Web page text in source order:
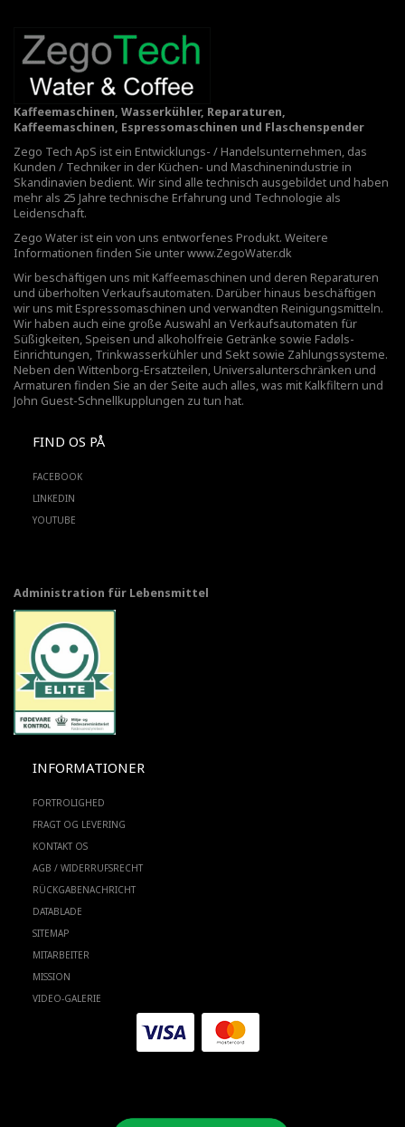
Kaffeemaschinen, Wasserkühler, Reparaturen,
Kaffeemaschinen, Espressomaschinen und Flaschenspender
Zego Tech ApS ist ein Entwicklungs- / Handelsunternehmen, das
Kunden / Techniker in der Küchen- und Maschinenindustrie in
Skandinavien bedient. Wir sind alle technisch ausgebildet und haben
mehr als 25 Jahre technische Erfahrung und Technologie als
Leidenschaft.
Zego Water ist ein von uns entworfenes Produkt. Weitere
Informationen finden Sie unterwww.ZegoWater.dk
Wir beschäftigen uns mit Kaffeemaschinen und deren Reparaturen
und überholten Verkaufsautomaten. Darüber hinaus beschäftigen
wir uns mit Espressomaschinen und verwandten Reinigungsmitteln.
Wir haben auch eine große Auswahl an Verkaufsautomaten für
Süßigkeiten, Speisen und alkoholfreie Getränke sowie Fadøls-
Einrichtungen, Trinkwasserkühler und Sekt sowie Zahlungssysteme.
Neben den Wittenborg-Ersatzteilen, Universalunterschränken und
Armaturen finden Sie an der Seite auch alles, was mit Kalkfiltern und
John Guest-Schnellkupplungen zu tun hat.
FIND OS PÅ
FACEBOOK
LINKEDIN
YOUTUBE
Administration für Lebensmittel
INFORMATIONER
FORTROLIGHED
FRAGT OG LEVERING
KONTAKT OS
AGB / WIDERRUFSRECHT
RÜCKGABENACHRICHT
DATABLADE
SITEMAP
MITARBEITER
MISSION
VIDEO-GALERIE